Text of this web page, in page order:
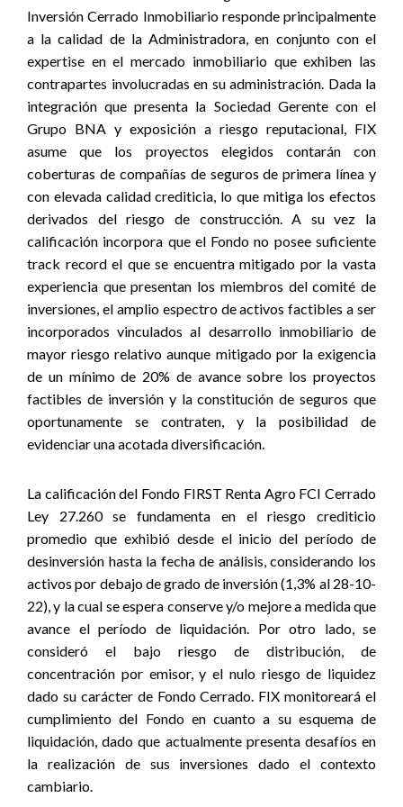
Inversión Cerrado Inmobiliario responde principalmente
a la calidad de la Administradora, en conjunto con el
expertise en el mercado inmobiliario que exhiben las
contrapartes involucradas en su administración. Dada la
integración que presenta la Sociedad Gerente con el
Grupo BNA y exposición a riesgo reputacional, FIX
asume que los proyectos elegidos contarán con
coberturas de compañías de seguros de primera línea y
con elevada calidad crediticia, lo que mitiga los efectos
derivados del riesgo de construcción. A su vez la
calificación incorpora que el Fondo no posee suficiente
track record el que se encuentra mitigado por la vasta
experiencia que presentan los miembros del comité de
inversiones, el amplio espectro de activos factibles a ser
incorporados vinculados al desarrollo inmobiliario de
mayor riesgo relativo aunque mitigado por la exigencia
de un mínimo de 20% de avance sobre los proyectos
factibles de inversión y la constitución de seguros que
oportunamente se contraten, y la posibilidad de
evidenciar una acotada diversificación.
La calificación del Fondo FIRST Renta Agro FCI Cerrado
Ley 27.260 se fundamenta en el riesgo crediticio
promedio que exhibió desde el inicio del período de
desinversión hasta la fecha de análisis, considerando los
activos por debajo de grado de inversión (1,3% al 28-10-
22), y la cual se espera conserve y/o mejore a medida que
avance el período de liquidación. Por otro lado, se
consideró el bajo riesgo de distribución, de
concentración por emisor, y el nulo riesgo de liquidez
dado su carácter de Fondo Cerrado. FIX monitoreará el
cumplimiento del Fondo en cuanto a su esquema de
liquidación, dado que actualmente presenta desafíos en
la realización de sus inversiones dado el contexto
cambiario.